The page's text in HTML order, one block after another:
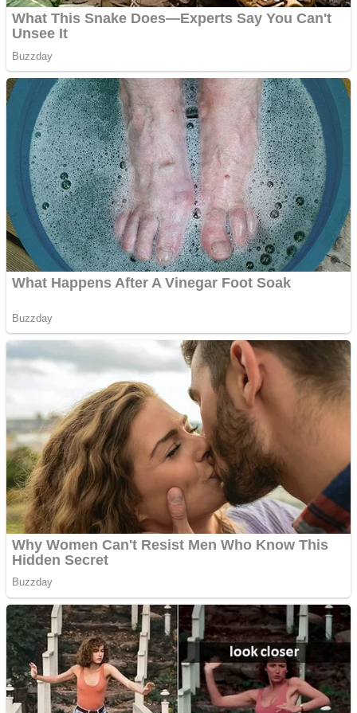
Website de tip Adsense cu
Vând sticlă cu vin din
1958 Murfatlar
Chardonnay
Împrumut si investitii